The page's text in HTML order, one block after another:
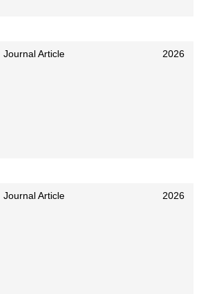
Journal Article 2026
Journal Article 2026